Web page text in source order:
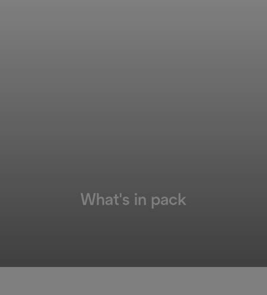
What's in pack